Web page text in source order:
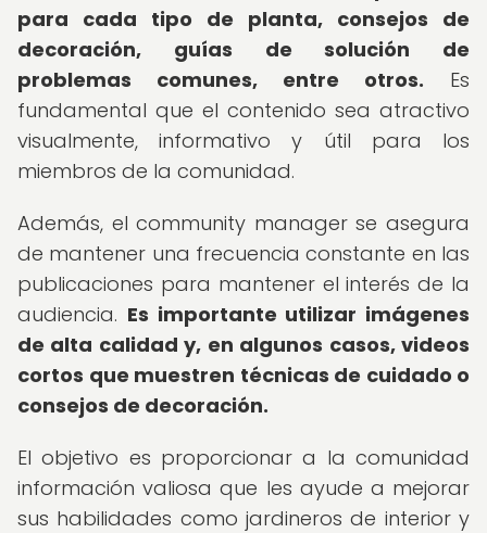
para cada tipo de planta, consejos de
decoración, guías de solución de
problemas comunes, entre otros. Es
fundamental que el contenido sea atractivo
visualmente, informativo y útil para los
miembros de la comunidad.
Además, el community manager se asegura
de mantener una frecuencia constante en las
publicaciones para mantener el interés de la
audiencia. Es importante utilizar imágenes
de alta calidad y, en algunos casos, videos
cortos que muestren técnicas de cuidado o
consejos de decoración.
El objetivo es proporcionar a la comunidad
información valiosa que les ayude a mejorar
sus habilidades como jardineros de interior y